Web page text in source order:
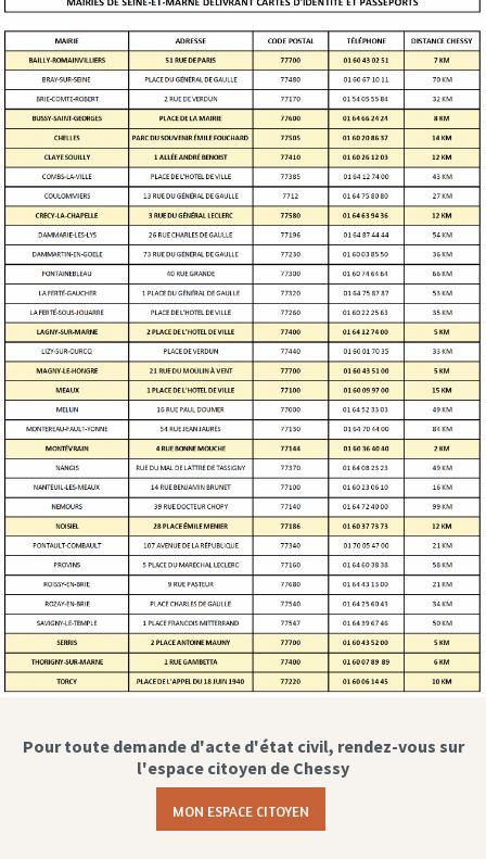
Pour toute demande d'acte d'état civil, rendez-vous sur
l'espace citoyen de Chessy
MON ESPACE CITOYEN